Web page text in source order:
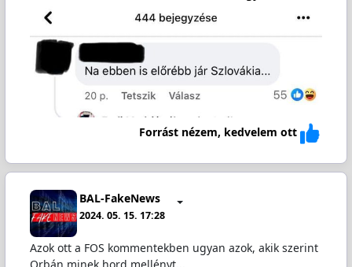
Forrást nézem, kedvelem ott
BAL-FakeNews
2024. 05. 15. 17:28
Azok ott a FOS kommentekben ugyan azok, akik szerint